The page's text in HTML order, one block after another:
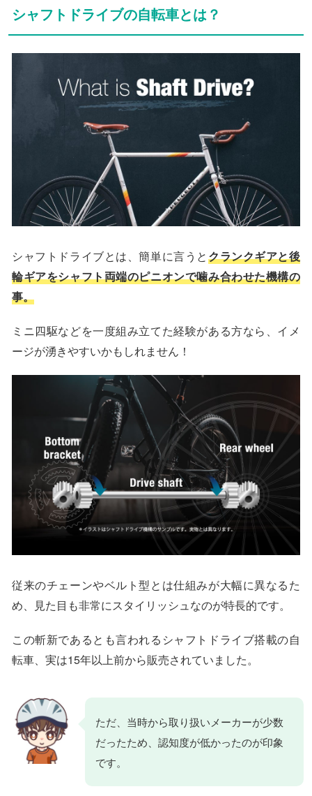
シャフトドライブの自転車とは？
シャフトドライブとは、簡単に言うとクランクギアと後
輪ギアをシャフト両端のピニオンで噛み合わせた機構の
事。
ミニ四駆などを一度組み立てた経験がある方なら、イメ
ージが湧きやすいかもしれません！
従来のチェーンやベルト型とは仕組みが大幅に異なるた
め、見た目も非常にスタイリッシュなのが特長的です。
この斬新であるとも言われるシャフトドライブ搭載の自
転車、実は15年以上前から販売されていました。
ただ、当時から取り扱いメーカーが少数
だったため、認知度が低かったのが印象
です。